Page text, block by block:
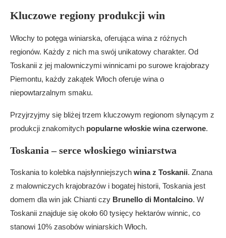
Kluczowe regiony produkcji win
Włochy to potęga winiarska, oferująca wina z różnych
regionów. Każdy z nich ma swój unikatowy charakter. Od
Toskanii z jej malowniczymi winnicami po surowe krajobrazy
Piemontu, każdy zakątek Włoch oferuje wina o
niepowtarzalnym smaku.
Przyjrzyjmy się bliżej trzem kluczowym regionom słynącym z
produkcji znakomitych popularne włoskie wina czerwone.
Toskania – serce włoskiego winiarstwa
Toskania to kolebka najsłynniejszych wina z Toskanii. Znana
z malowniczych krajobrazów i bogatej historii, Toskania jest
domem dla win jak Chianti czy Brunello di Montalcino. W
Toskanii znajduje się około 60 tysięcy hektarów winnic, co
stanowi 10% zasobów winiarskich Włoch.